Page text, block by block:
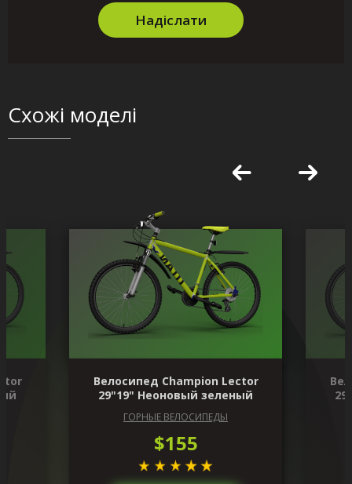
Надіслати
Схожі моделі
Велосипед Champion Lector
29"19" Неоновый зеленый
ГОРНЫЕ ВЕЛОСИПЕДЫ
$155